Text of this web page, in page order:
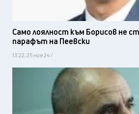
Само лоялност към Борисов не
парафът на Пеевски
13:22, 25 ное 24 /